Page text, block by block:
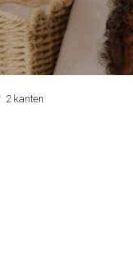
2 kanten